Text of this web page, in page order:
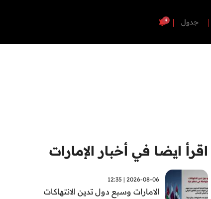
جدول 4
اقرأ ايضا في أخبار الإمارات
2026-08-06 | 12:35
الامارات وسبع دول تدين الانتهاكات